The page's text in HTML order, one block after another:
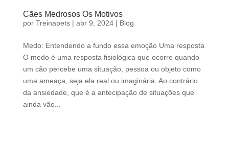
Cães Medrosos Os Motivos
por Treinapets| abr 9, 2024| Blog
Medo: Entendendo a fundo essa emoção Uma resposta
O medo é uma resposta fisiológica que ocorre quando
um cão percebe uma situação, pessoa ou objeto como
uma ameaça, seja ela real ou imaginária. Ao contrário
da ansiedade, que é a antecipação de situações que
ainda vão...